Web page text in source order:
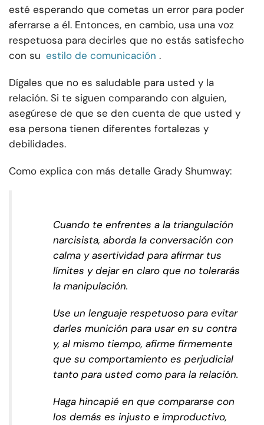
esté esperando que cometas un error para poder
aferrarse a él. Entonces, en cambio, usa una voz
respetuosa para decirles que no estás satisfecho
con su estilo de comunicación .
Dígales que no es saludable para usted y la
relación. Si te siguen comparando con alguien,
asegúrese de que se den cuenta de que usted y
esa persona tienen diferentes fortalezas y
debilidades.
Como explica con más detalle Grady Shumway:
Cuando te enfrentes a la triangulación
narcisista, aborda la conversación con
calma y asertividad para afirmar tus
límites y dejar en claro que no tolerarás
la manipulación.
Use un lenguaje respetuoso para evitar
darles munición para usar en su contra
y, al mismo tiempo, afirme firmemente
que su comportamiento es perjudicial
tanto para usted como para la relación.
Haga hincapié en que compararse con
los demás es injusto e improductivo,